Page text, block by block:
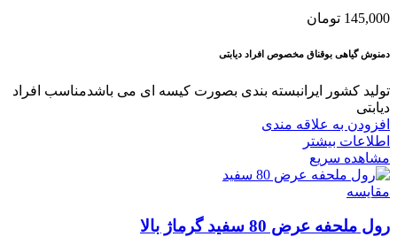
145,000 تومان
دمنوش گیاهی بوقناق مخصوص افراد دیابتی
تولید کشور ایرانبسته بندی بصورت کیسه ای می باشدمناسب افراد
دیابتی
افزودن به علاقه مندی
اطلاعات بیشتر
مشاهده سریع
مقایسه
رول ملحفه عرض 80 سفید گرماژ بالا